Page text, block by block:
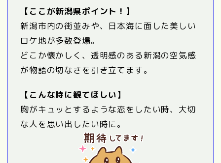
【ここが新潟県ポイント！】
新潟市内の街並みや、日本海に面した美しい
ロケ地が多数登場。
どこか懐かしく、透明感のある新潟の空気感
が物語の切なさを引き立てます。
【こんな時に観てほしい】
胸がキュッとするような恋をしたい時、大切
な人を思い出したい時に。